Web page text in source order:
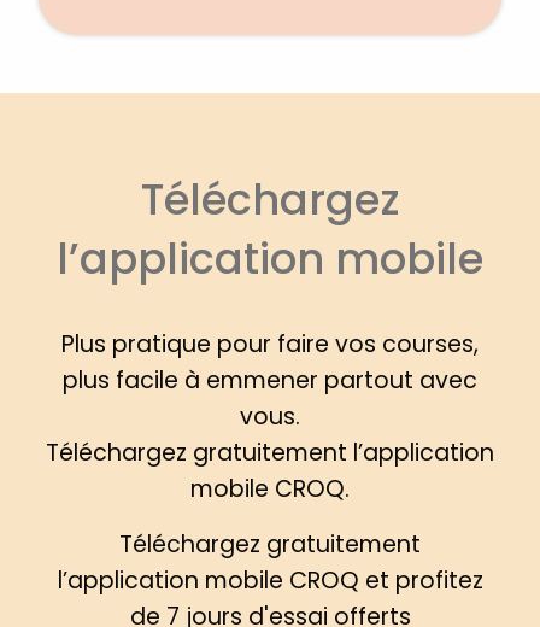
Téléchargez
l’application mobile
Plus pratique pour faire vos courses,
plus facile à emmener partout avec
vous.
Téléchargez gratuitement l’application
mobile CROQ.
Téléchargez gratuitement
l’application mobile CROQ et profitez
de 7 jours d'essai offerts